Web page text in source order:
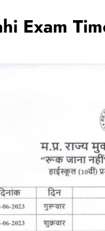
Exam